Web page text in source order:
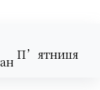
хмарних
П’ятниця